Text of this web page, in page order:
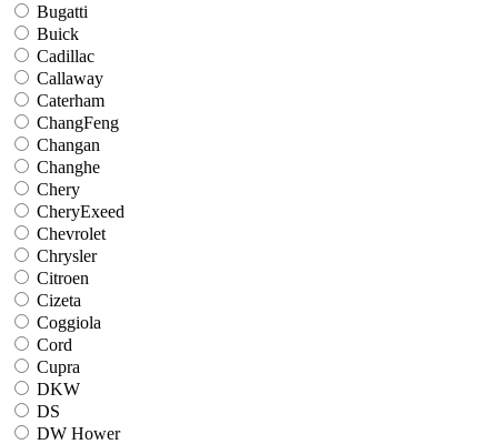
Bugatti
Buick
Cadillac
Callaway
Caterham
ChangFeng
Changan
Changhe
Chery
CheryExeed
Chevrolet
Chrysler
Citroen
Cizeta
Coggiola
Cord
Cupra
DKW
DS
DW Hower